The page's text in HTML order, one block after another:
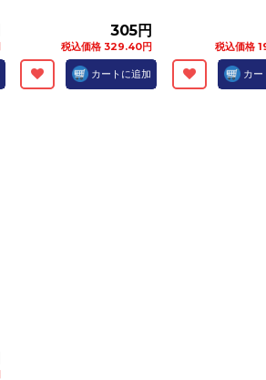
305円
税込価格 329.40円
カートに追加
税込価格
カー